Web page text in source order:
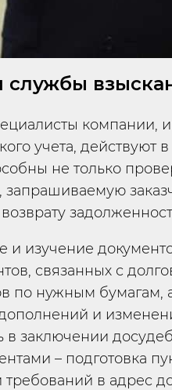
компании,
учета, действуют
не только
запрашиваемую
и изучение
связанных с
по нужным бумагам,
и
заключении
– подготовка
требований в адрес